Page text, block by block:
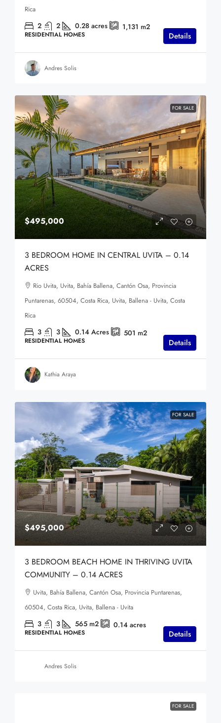
Rica
2 2 0.28 acres 1,131 m2
RESIDENTIAL HOMES Details
Andres Solis
FOR SALE
$495,000
3 BEDROOM HOME IN CENTRAL UVITA – 0.14
ACRES
Rio Uvita, Uvita, Bahía Ballena, Cantón Osa, Provincia
Puntarenas, 60504, Costa Rica, Uvita, Ballena - Uvita, Costa
Rica
3 3 0.14 Acres 501 m2
RESIDENTIAL HOMES Details
Kathia Araya
FOR SALE
$495,000
3 BEDROOM BEACH HOME IN THRIVING UVITA
COMMUNITY – 0.14 ACRES
Uvita, Bahía Ballena, Cantón Osa, Provincia Puntarenas,
60504, Costa Rica, Uvita, Ballena - Uvita
3 3 565 m2 0.14 acres
RESIDENTIAL HOMES Details
Andres Solis
FOR SALE